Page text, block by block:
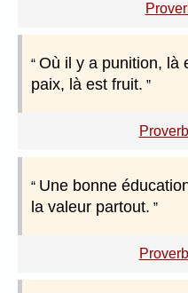
Où il y a punition, là
paix, là est fruit.
Une bonne
la valeur partout.